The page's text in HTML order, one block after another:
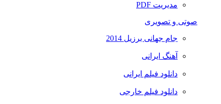
مدیریت PDF
صوتی و تصویری
جام جهانی برزیل 2014
آهنگ ایرانی
دانلود فیلم ایرانی
دانلود فیلم خارجی